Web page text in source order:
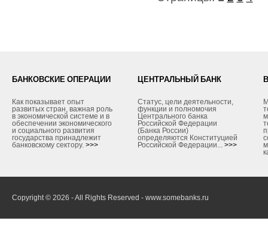
БАНКОВСКИЕ ОПЕРАЦИИ
Как показывает опыт
развитых стран, важная роль
в экономической системе и в
обеспечении экономического
и социального развития
государства принадлежит
банковскому сектору. >>>
ЦЕНТРАЛЬНЫЙ БАНК
Статус, цели деятельности,
функции и полномочия
Центрального банка
Российской Федерации
(Банка России)
определяются Конституцией
Российской Федерации... >>>
Copyright © 2026 - All Rights Reserved - www.somebanks.ru